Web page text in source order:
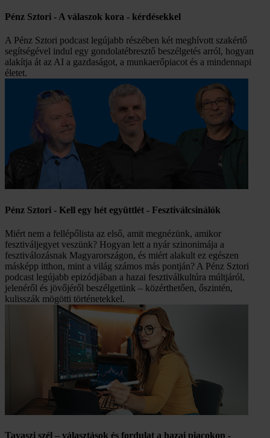
Pénz Sztori - A válaszok kora - kérdésekkel
A Pénz Sztori podcast legújabb részében két meghívott szakértő
segítségével indul egy gondolatébresztő beszélgetés arról, hogyan
alakítja át az AI a gazdaságot, a munkaerőpiacot és a mindennapi
életet.
Pénz Sztori - Kell egy hét együttlét - Fesztiválcsinálók
Miért nem a fellépőlista az első, amit megnézünk, amikor
fesztiváljegyet veszünk? Hogyan lett a nyár szinonimája a
fesztiválozásnak Magyarországon, és miért alakult ez egészen
másképp itthon, mint a világ számos más pontján? A Pénz Sztori
podcast legújabb epizódjában a hazai fesztiválkultúra múltjáról,
jelenéről és jövőjéről beszélgetünk – közérthetően, őszintén,
kulisszák mögötti történetekkel.
Tavaszi szél – választások és fordulat a hazai piacokon -